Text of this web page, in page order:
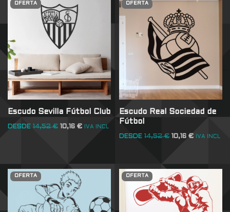
OFERTA
Escudo Sevilla Fútbol Club
DESDE 14,52€ 10,16 € IVA INCL
OFERTA
Escudo Real Sociedad de
Fútbol
DESDE 14,52€ 10,16€ IVA INCL
OFERTA OFERTA